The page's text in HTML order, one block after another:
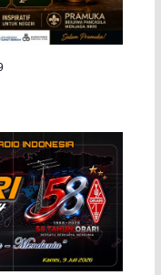
a
V
i
e
w
v
a
t
i
o